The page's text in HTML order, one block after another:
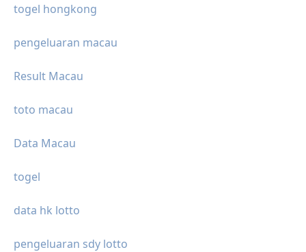
togel hongkong
pengeluaran macau
Result Macau
toto macau
Data Macau
togel
data hk lotto
pengeluaran sdy lotto